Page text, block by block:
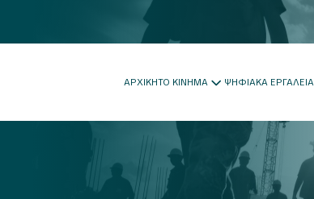
ΑΡΧΙΚΗΤΟ ΚΙΝΗΜΑ ΨΗΦΙΑΚΑ ΕΡΓΑΛΕΙΑ